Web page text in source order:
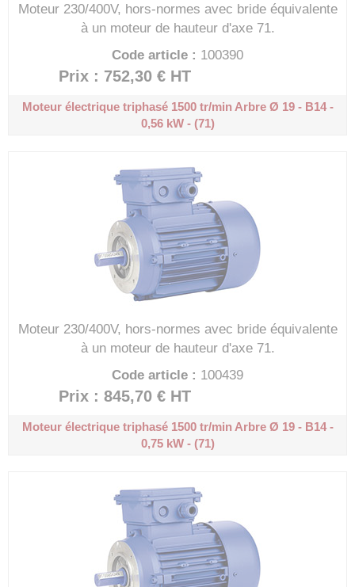
Moteur 230/400V, hors-normes avec bride équivalente
à un moteur de hauteur d'axe 71.
Code article : 100390
Prix : 752,30 € HT
Moteur électrique triphasé 1500 tr/minArbre Ø 19 - B14 -
0,56 kW - (71)
Moteur 230/400V, hors-normes avec bride équivalente
à un moteur de hauteur d'axe 71.
Code article : 100439
Prix : 845,70 € HT
Moteur électrique triphasé 1500 tr/minArbre Ø 19 - B14 -
0,75 kW - (71)